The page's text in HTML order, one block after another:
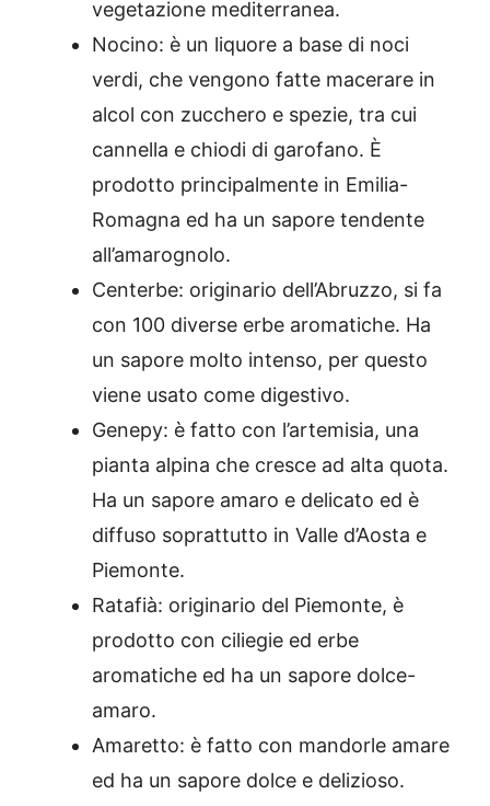
vegetazione mediterranea.
Nocino: è un liquore a base di noci
verdi, che vengono fatte macerare in
alcol con zucchero e spezie, tra cui
cannella e chiodi di garofano. È
prodotto principalmente in Emilia-
Romagna ed ha un sapore tendente
all’amarognolo.
Centerbe: originario dell’Abruzzo, si fa
con 100 diverse erbe aromatiche. Ha
un sapore molto intenso, per questo
viene usato come digestivo.
Genepy: è fatto con l’artemisia, una
pianta alpina che cresce ad alta quota.
Ha un sapore amaro e delicato ed è
diffuso soprattutto in Valle d’Aosta e
Piemonte.
Ratafià: originario del Piemonte, è
prodotto con ciliegie ed erbe
aromatiche ed ha un sapore dolce-
amaro.
Amaretto: è fatto con mandorle amare
ed ha un sapore dolce e delizioso.